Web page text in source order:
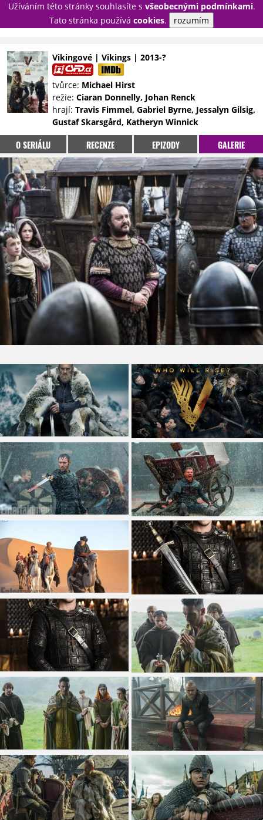
Užíváním této stránky souhlasíte s všeobecnými podmínkami.
Tato stránka používá cookies. rozumím
PŘIHLÁSIT
NOVINKY
TÉMATA
RECENZE
EPIZODY
KULT
TRAILERY
GALERIE
DISKUZE
STATISTIKY
TIRÁŽ
Vikingové | Vikings | 2013-?
tvůrce: Michael Hirst
režie: Ciaran Donnelly, Johan Renck
hrají: Travis Fimmel, Gabriel Byrne, Jessalyn Gilsig,
Gustaf Skarsgård, Katheryn Winnick
O SERIÁLU RECENZE EPIZODY GALERIE